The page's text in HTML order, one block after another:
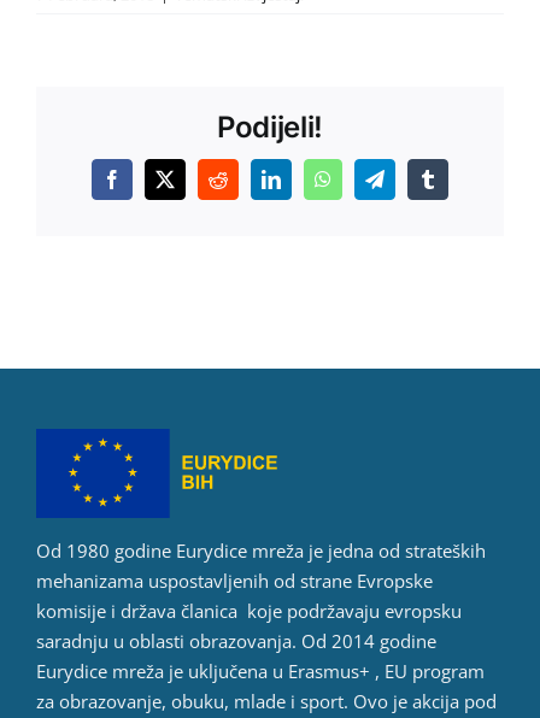
Podijeli!
Facebook
X RedditLinkedInWhatsAppTelegramTumblr
Od 1980 godine Eurydice mreža je jedna od strateških
mehanizama uspostavljenih od strane Evropske
komisije i država članica koje podržavaju evropsku
saradnju u oblasti obrazovanja. Od 2014 godine
Eurydice mreža je uključena u Erasmus+ , EU program
za obrazovanje, obuku, mlade i sport. Ovo je akcija pod